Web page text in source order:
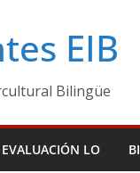
EIB
Bilingüe
EVALUACIÓN LO